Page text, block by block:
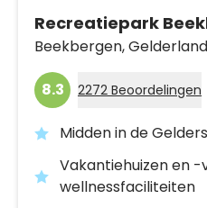
Recreatiepark
Beekbergen,Gelderland
8.3 2272 Beoordelingen
Midden in de
Vakantiehuizen en
wellnessfaciliteiten